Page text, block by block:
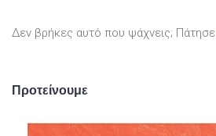
Δεν βρήκες αυτό που ψάχνεις; Πάτησε
Προτείνουμε